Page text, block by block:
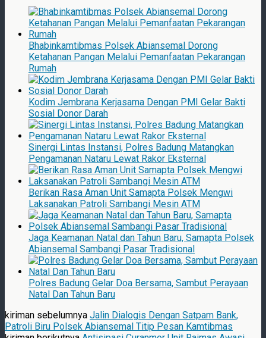
Bhabinkamtibmas Polsek Abiansemal Dorong
Ketahanan Pangan Melalui Pemanfaatan Pekarangan
Rumah
Kodim Jembrana Kerjasama Dengan PMI Gelar Bakti
Sosial Donor Darah
Sinergi Lintas Instansi, Polres Badung Matangkan
Pengamanan Nataru Lewat Rakor Eksternal
Berikan Rasa Aman Unit Samapta Polsek Mengwi
Laksanakan Patroli Sambangi Mesin ATM
Jaga Keamanan Natal dan Tahun Baru, Samapta Polsek
Abiansemal Sambangi Pasar Tradisional
Polres Badung Gelar Doa Bersama, Sambut Perayaan
Natal Dan Tahun Baru
kiriman sebelumnya Jalin Dialogis Dengan Satpam Bank,
Patroli Biru Polsek Abiansemal Titip Pesan Kamtibmas